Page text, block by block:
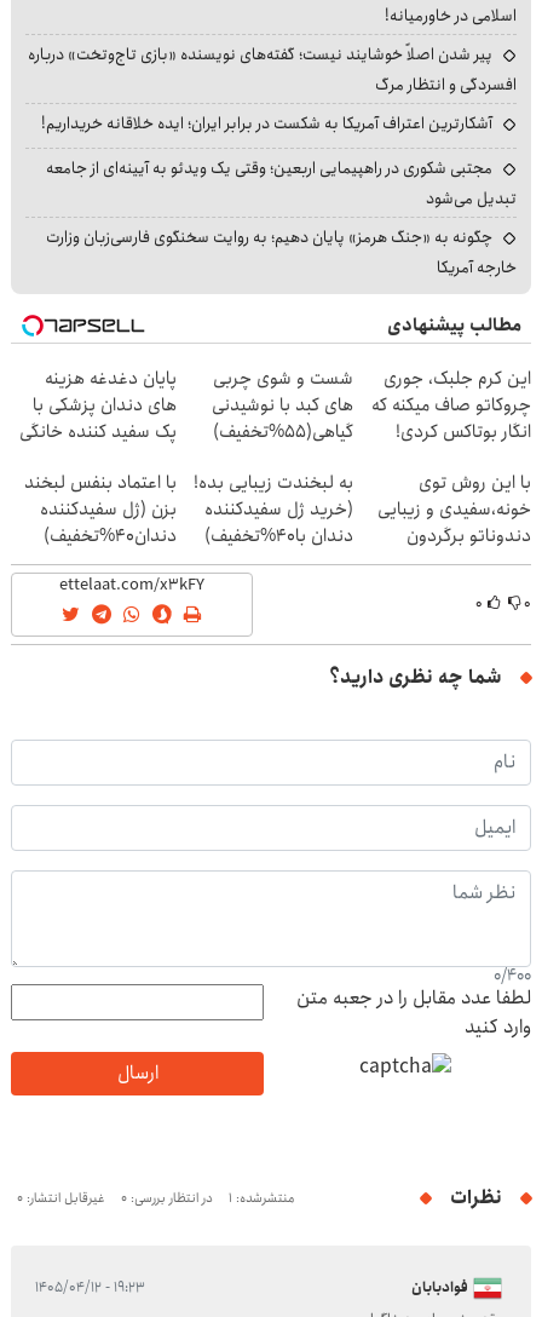
اسلامی در خاورمیانه!
پیر شدن اصلاً خوشایند نیست؛ گفته‌های نویسنده «بازی تاج‌وتخت» درباره
افسردگی و انتظار مرگ
آشکارترین اعتراف آمریکا به شکست در برابر ایران؛ ایده خلاقانه خریداریم!
مجتبی شکوری در راهپیمایی اربعین؛ وقتی یک ویدئو به آیینه‌ای از جامعه
تبدیل می‌شود
چگونه به «جنگ هرمز» پایان دهیم؛ به روایت سخنگوی فارسی‌زبان وزارت
خارجه آمریکا
مطالب پیشنهادی
این کرم جلبک، جوری
چروکاتو صاف میکنه که
انگار بوتاکس کردی!
شست و شوی چربی
های کبد با نوشیدنی
گیاهی(55%تخفیف)
پایان دغدغه هزینه
های دندان پزشکی با
پک سفید کننده خانگی
با این روش توی
خونه،سفیدی و زیبایی
دندوناتو برگردون
(40%off)
به لبخندت زیبایی بده!
(خرید ژل سفیدکننده
دندان با40%تخفیف)
با اعتماد بنفس لبخند
بزن (ژل سفیدکننده
دندان40%تخفیف)
۰ ۰
شما چه نظری دارید؟
0/400
لطفا عدد مقابل را در جعبه متن
وارد کنید
ارسال
نظرات منتشرشده: 1 در انتظار بررسی: 0 غیرقابل انتشار: 0
فوادبابان ۱۹:۲۳ - ۱۴۰۵/۰۴/۱۲